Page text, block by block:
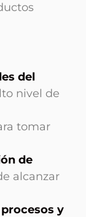
del
nivel de
tomar
de
alcanzar
y